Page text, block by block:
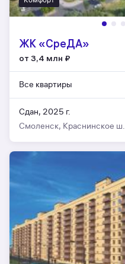
ЖК «СреДА»
от 3,4 млн ₽
Все квартиры
Сдан, 2025 г.
Смоленск, Краснинское ш.